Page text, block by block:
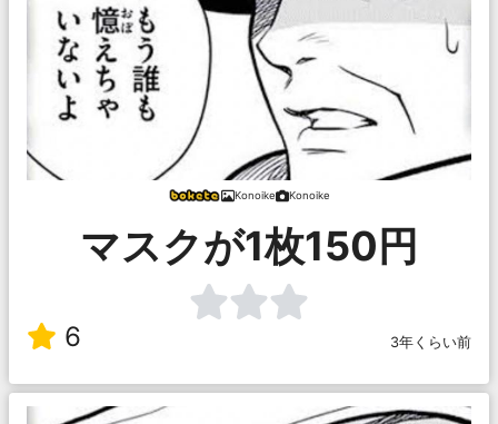
Konoike Konoike
マスクが1枚150円
6 3年くらい前